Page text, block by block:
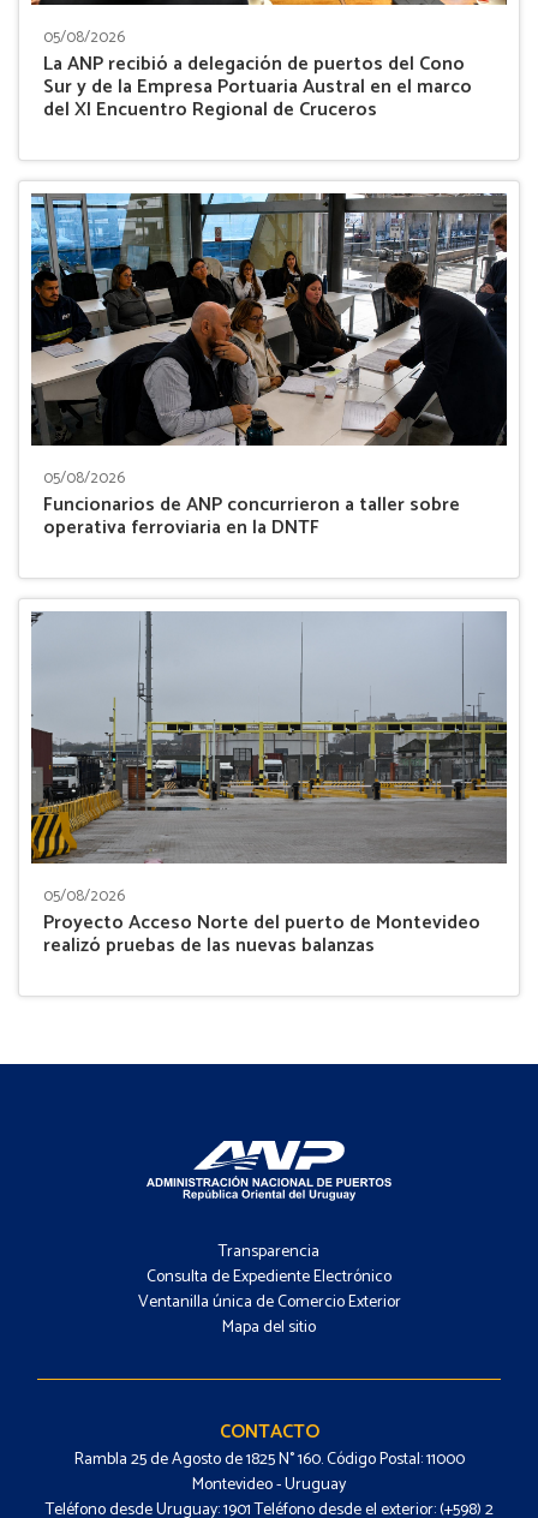
05/08/2026
La ANP recibió a delegación de puertos del Cono
Sur y de la Empresa Portuaria Austral en el marco
del XI Encuentro Regional de Cruceros
05/08/2026
Funcionarios de ANP concurrieron a taller sobre
operativa ferroviaria en la DNTF
05/08/2026
Proyecto Acceso Norte del puerto de Montevideo
realizó pruebas de las nuevas balanzas
-
Menú
Transparencia
Consulta de Expediente Electrónico
Ventanilla única de Comercio Exterior
Mapa del sitio
-
Contacto
CONTACTO
Rambla 25 de Agosto de 1825 N° 160. Código Postal: 11000
Montevideo - Uruguay
Teléfono desde Uruguay: 1901 Teléfono desde el exterior: (+598) 2